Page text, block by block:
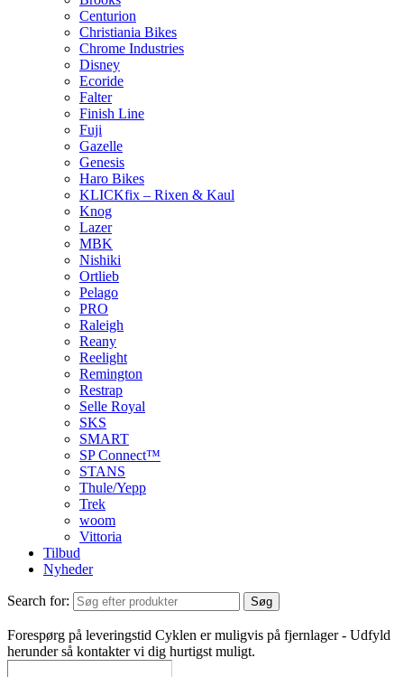
Centurion
Christiania Bikes
Chrome Industries
Disney
Ecoride
Falter
Finish Line
Fuji
Gazelle
Genesis
Haro Bikes
KLICKfix – Rixen & Kaul
Knog
Lazer
MBK
Nishiki
Ortlieb
Pelago
PRO
Raleigh
Reany
Reelight
Remington
Restrap
Selle Royal
SKS
SMART
SP Connect™
STANS
Thule/Yepp
Trek
woom
Vittoria
Tilbud
Nyheder
Search for: Søg
Forespørg på leveringstid Cyklen er muligvis på fjernlager - Udfyld
herunder så kontakter vi dig hurtigst muligt.